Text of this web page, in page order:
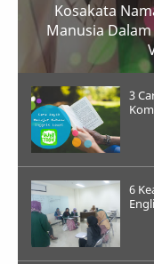
Kosakata
Manusia
3
6